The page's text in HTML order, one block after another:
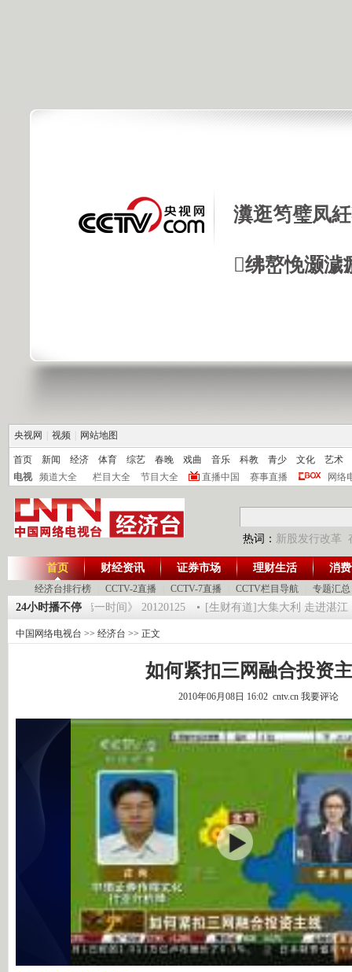
瀵逛笉璧凤
绋嶅悗灏
央视网 视频 网站地图
首页 新闻 经济 体育 综艺 春晚 戏曲 音乐 科教 青少 文化
艺术
电视
频道大全 栏目大全 节目大全 直播中国 赛事直播 网络
热词： 新股发行改革
首页
经济台排行榜 CCTV-2直播 CCTV-7直播 CCTV栏目导航 专题汇总
财经资讯 证券市场 理财生活 消
24小时播不停
术师 5 《第一时间》 20120125 [生财有道]大集大利 走进湛江（
中国网络电视台 >> 经济台 >> 正文
如何紧扣三网融合投资
2010年06月08日 16:02 cntv.cn 我要评论